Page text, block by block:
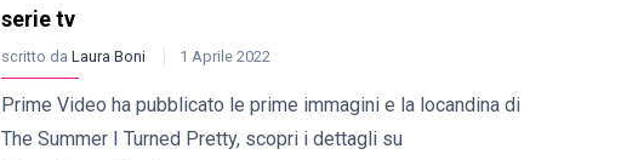
serie tv
scritto da Laura Boni 1 Aprile 2022
Prime Video ha pubblicato le prime immagini e la locandina di
The Summer I Turned Pretty, scopri i dettagli su